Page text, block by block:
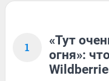
1
«Тут
огня»: